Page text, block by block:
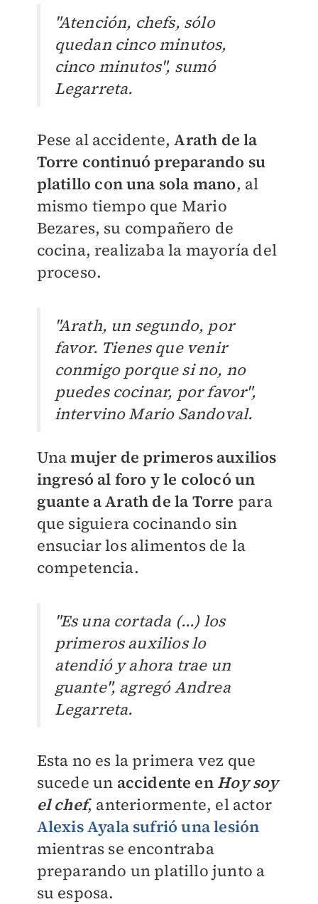
"​Atención, chefs, sólo
quedan cinco minutos,
cinco minutos", sumó
Legarreta.
Pese al accidente, Arath de la
Torre continuó preparando su
platillo con una sola mano, al
mismo tiempo que Mario
Bezares, su compañero de
cocina, realizaba la mayoría del
proceso.
"Arath, un segundo, por
favor. Tienes que venir
conmigo porque si no, no
puedes cocinar, por favor",
intervino Mario Sandoval.
Unamujer de primeros auxilios
ingresó al foro y le colocó un
guante a Arath de la Torre para
que siguiera cocinando sin
ensuciar los alimentos de la
competencia.
"Es una cortada (...) los
primeros auxilios lo
atendió y ahora trae un
guante", agregó Andrea
Legarreta.
Esta no es la primera vez que
sucede un accidente en Hoy soy
el chef, anteriormente, el actor
Alexis Ayala sufrió una lesión
mientras se encontraba
preparando un platillo junto a
su esposa.